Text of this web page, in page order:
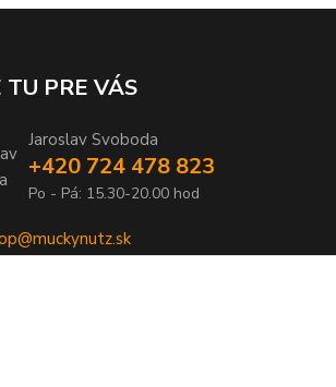
TU PRE VÁS
Jaroslav Svoboda
+420 724 478 823
Po - Pá: 15.30-20.00 hod